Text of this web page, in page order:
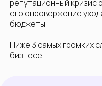
репутационный кризис
его опровержение
бюджеты.
Ниже 3 самых громких
бизнесе.